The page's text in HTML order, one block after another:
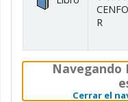
R
Navegando
Cerrar el